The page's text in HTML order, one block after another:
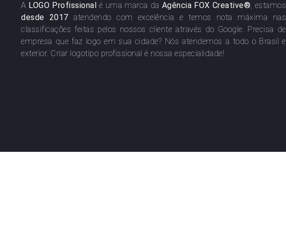
A LOGO Profissional é uma marca da Agência FOX Creative®, estamos
desde 2017 atendendo com excelência e temos nota máxima nas
classificações feitas pelos nossos cliente através do Google. Precisa de
empresa que faz logo em sua cidade? Nós atendemos a todo o Brasil e
exterior. Criar logotipo profissional é nossa especialidade!